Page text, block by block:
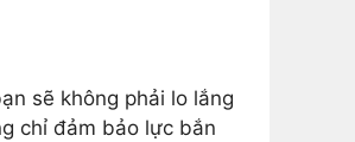
sẽ không phải lo lắng
chỉ đảm bảo lực bắn